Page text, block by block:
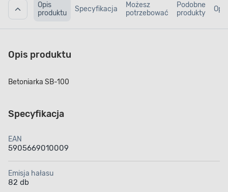
Opis
produktu
Specyfikacja
Możesz
potrzebować
Podobne
produkty
Opis produktu
Betoniarka SB-100
Specyfikacja
EAN
5905669010009
Emisja hałasu
82 db